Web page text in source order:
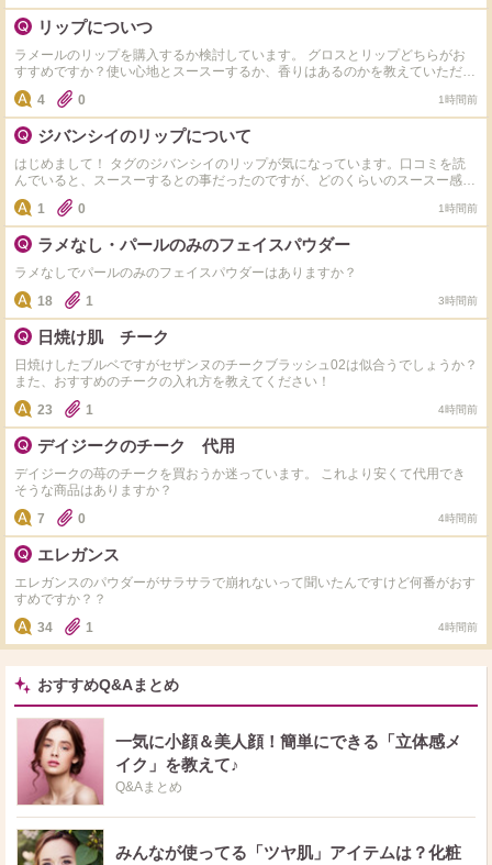
リップについつ
ラメールのリップを購入するか検討しています。 グロスとリップどちらがお
すすめですか？使い心地とスースーするか、香りはあるのかを教えていただき
たいです。
4 0 1時間前
ジバンシイのリップについて
はじめまして！ タグのジバンシイのリップが気になっています。口コミを読
んでいると、スースーするとの事だったのですが、どのくらいのスースー感で
しょうか？ 使ったことのあるリップで、 JILLSTUARTのプランパー VISEのプ
ランパー このどちらかと比較して頂きたいです。 試したことのある方、お願
いいたします！
1 0 1時間前
ラメなし・パールのみのフェイスパウダー
ラメなしでパールのみのフェイスパウダーはありますか？
18
1 3時間前
日焼け肌 チーク
日焼けしたブルベですがセザンヌのチークブラッシュ02は似合うでしょうか？
また、おすすめのチークの入れ方を教えてください！
23
1 4時間前
デイジークのチーク 代用
デイジークの苺のチークを買おうか迷っています。 これより安くて代用でき
そうな商品はありますか？
7
0 4時間前
エレガンス
エレガンスのパウダーがサラサラで崩れないって聞いたんですけど何番がおす
すめですか？？
34
1 4時間前
おすすめQ&Aまとめ
一気に小顔＆美人顔！簡単にできる「立体感メ
イク」を教えて♪
Q&Aまとめ
みんなが使ってる「ツヤ肌」アイテムは？化粧